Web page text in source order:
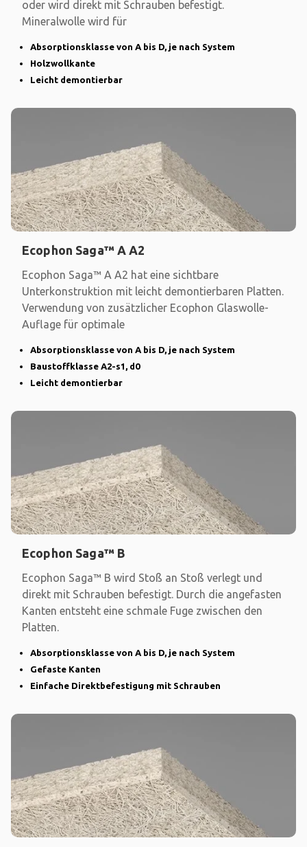
oder wird direkt mit Schrauben befestigt.
Mineralwolle wird für
Absorptionsklasse von A bis D, je nach System
Holzwollkante
Leicht demontierbar
Ecophon Saga™ A A2
Ecophon Saga™ A A2 hat eine sichtbare
Unterkonstruktion mit leicht demontierbaren Platten.
Verwendung von zusätzlicher Ecophon Glaswolle-
Auflage für optimale
Absorptionsklasse von A bis D, je nach System
Baustoffklasse A2-s1, d0
Leicht demontierbar
Ecophon Saga™ B
Ecophon Saga™ B wird Stoß an Stoß verlegt und
direkt mit Schrauben befestigt. Durch die angefasten
Kanten entsteht eine schmale Fuge zwischen den
Platten.
Absorptionsklasse von A bis D, je nach System
Gefaste Kanten
Einfache Direktbefestigung mit Schrauben